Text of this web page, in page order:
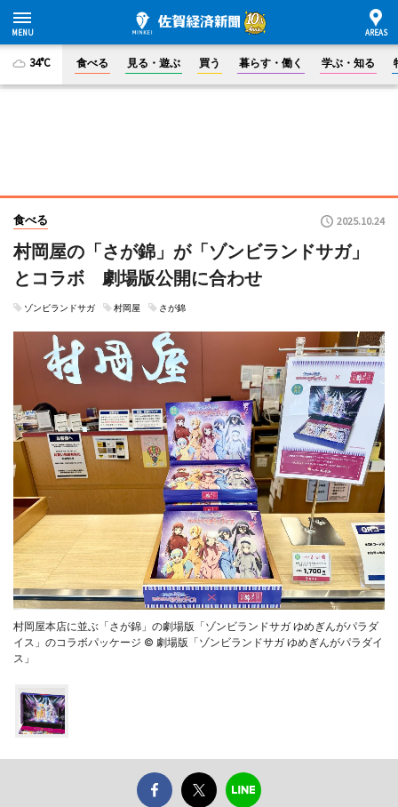
34°C 食べる 見る・遊ぶ 買う 暮らす・働く 学ぶ・知る
食べる 2025.10.24
村岡屋の「さが錦」が「ゾンビランドサガ」
とコラボ 劇場版公開に合わせ
ゾンビランドサガ 村岡屋 さが錦
村岡屋本店に並ぶ「さが錦」の劇場版「ゾンビランドサガ ゆめぎんがパラダ
イス」のコラボパッケージ © 劇場版「ゾンビランドサガ ゆめぎんがパラダイ
ス」